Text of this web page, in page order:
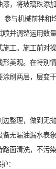
漆，将玻璃珠添
参与机械前拌和
喷并调整运用数
施工。施工前对
美观。在特别
涂刷两层，层变
整理，做到无抛
备无漏油漏水表
面清洗，不污染
：